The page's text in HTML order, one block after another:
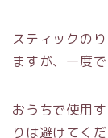
スティックの
ますが、一度
おうちで使用
りは避けてくだ